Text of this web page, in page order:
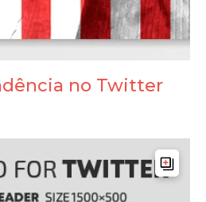
no Twitter